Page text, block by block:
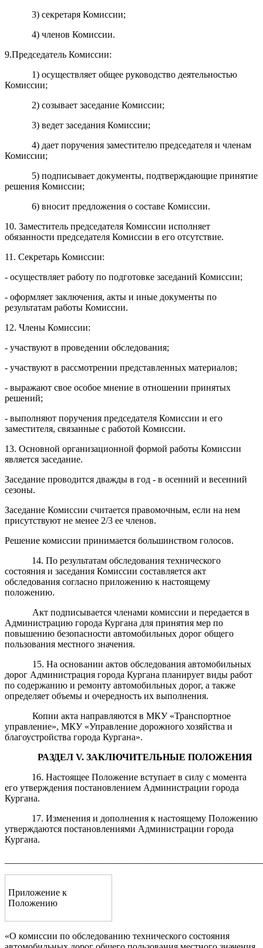
3) секретаря Комиссии;
4) членов Комиссии.
9.Председатель Комиссии:
1) осуществляет общее руководство деятельностью
Комиссии;
2) созывает заседание Комиссии;
3) ведет заседания Комиссии;
4) дает поручения заместителю председателя и членам
Комиссии;
5) подписывает документы, подтверждающие принятие
решения Комиссии;
6) вносит предложения о составе Комиссии.
10. Заместитель председателя Комиссии исполняет
обязанности председателя Комиссии в его отсутствие.
11. Секретарь Комиссии:
- осуществляет работу по подготовке заседаний Комиссии;
- оформляет заключения, акты и иные документы по
результатам работы Комиссии.
12. Члены Комиссии:
- участвуют в проведении обследования;
- участвуют в рассмотрении представленных материалов;
- выражают свое особое мнение в отношении принятых
решений;
- выполняют поручения председателя Комиссии и его
заместителя, связанные с работой Комиссии.
13. Основной организационной формой работы Комиссии
является заседание.
Заседание проводится дважды в год - в осенний и весенний
сезоны.
Заседание Комиссии считается правомочным, если на нем
присутствуют не менее 2/3 ее членов.
Решение комиссии принимается большинством голосов.
14. По результатам обследования технического
состояния и заседания Комиссии составляется акт
обследования согласно приложению к настоящему
положению.
Акт подписывается членами комиссии и передается в
Администрацию города Кургана для принятия мер по
повышению безопасности автомобильных дорог общего
пользования местного значения.
15. На основании актов обследования автомобильных
дорог Администрация города Кургана планирует виды работ
по содержанию и ремонту автомобильных дорог, а также
определяет объемы и очередность их выполнения.
Копии акта направляются в МКУ «Транспортное
управление», МКУ «Управление дорожного хозяйства и
благоустройства города Кургана».
РАЗДЕЛV.ЗАКЛЮЧИТЕЛЬНЫЕ ПОЛОЖЕНИЯ
16. Настоящее Положение вступает в силу с момента
его утверждения постановлением Администрации города
Кургана.
17. Изменения и дополнения к настоящему Положению
утверждаются постановлениями Администрации города
Кургана.
Приложение к
Положению
«О комиссии по обследованию технического состояния